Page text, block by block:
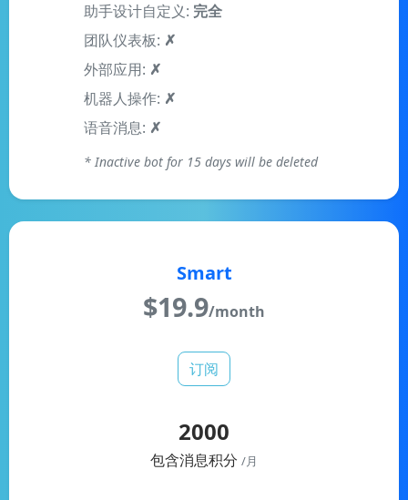
助手设计自定义: 完全
团队仪表板: ✗
外部应用: ✗
机器人操作: ✗
语音消息: ✗
* Inactive bot for 15 days will be deleted
Smart
$19.9/month
订阅
2000
包含消息积分 /月